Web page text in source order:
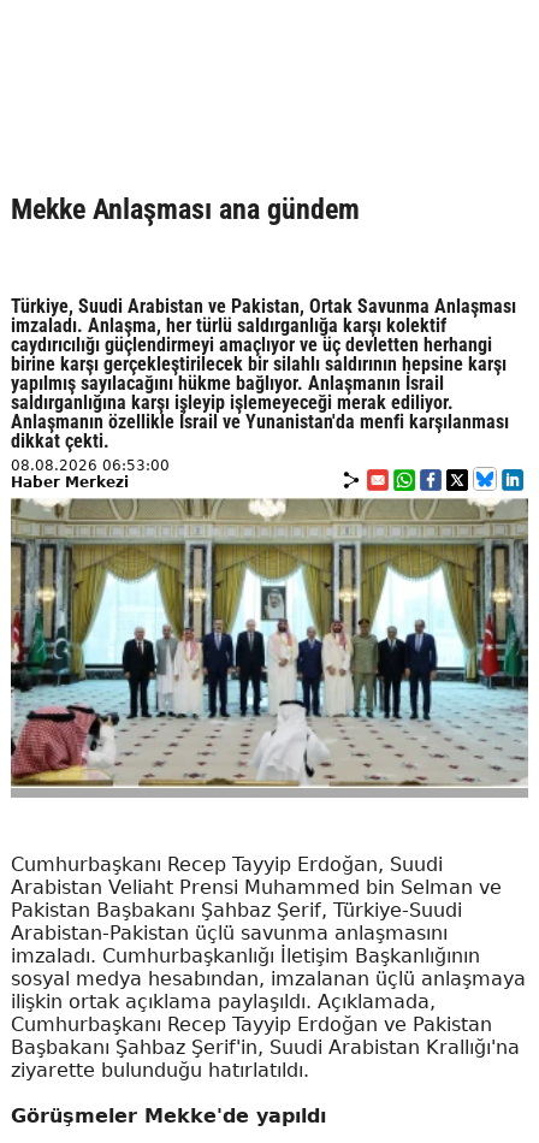
Mekke Anlaşması ana gündem
Türkiye, Suudi Arabistan ve Pakistan, Ortak Savunma Anlaşması
imzaladı. Anlaşma, her türlü saldırganlığa karşı kolektif
caydırıcılığı güçlendirmeyi amaçlıyor ve üç devletten herhangi
birine karşı gerçekleştirilecek bir silahlı saldırının hepsine karşı
yapılmış sayılacağını hükme bağlıyor. Anlaşmanın İsrail
saldırganlığına karşı işleyip işlemeyeceği merak ediliyor.
Anlaşmanın özellikle İsrail ve Yunanistan'da menfi karşılanması
dikkat çekti.
08.08.2026 06:53:00
Haber Merkezi
Cumhurbaşkanı Recep Tayyip Erdoğan, Suudi
Arabistan Veliaht Prensi Muhammed bin Selman ve
Pakistan Başbakanı Şahbaz Şerif, Türkiye-Suudi
Arabistan-Pakistan üçlü savunma anlaşmasını
imzaladı. Cumhurbaşkanlığı İletişim Başkanlığının
sosyal medya hesabından, imzalanan üçlü anlaşmaya
ilişkin ortak açıklama paylaşıldı. Açıklamada,
Cumhurbaşkanı Recep Tayyip Erdoğan ve Pakistan
Başbakanı Şahbaz Şerif'in, Suudi Arabistan Krallığı'na
ziyarette bulunduğu hatırlatıldı.
Görüşmeler Mekke'de yapıldı